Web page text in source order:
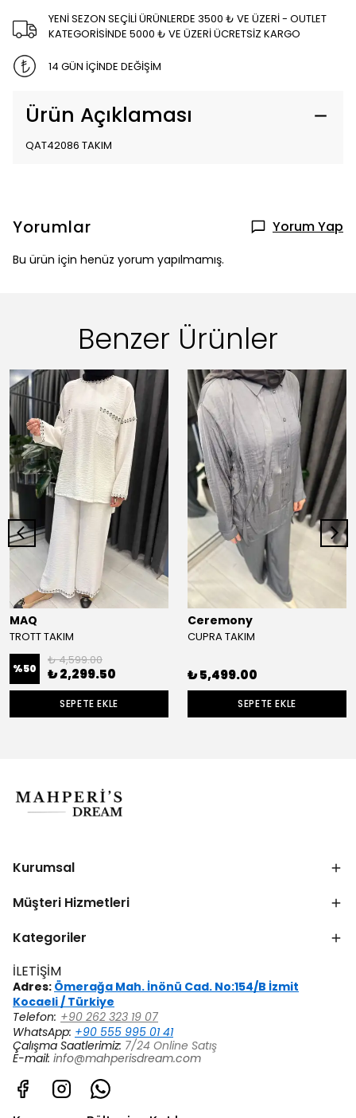
YENİ SEZON SEÇİLİ ÜRÜNLERDE 3500 ₺ VE ÜZERİ - OUTLET
KATEGORİSİNDE 5000 ₺ VE ÜZERİ ÜCRETSİZ KARGO
14 GÜN İÇİNDE DEĞİŞİM
Ürün Açıklaması
QAT42086 TAKIM
Yorumlar Yorum Yap
Bu ürün için henüz yorum yapılmamış.
Benzer Ürünler
MAQ
TROTT TAKIM
%50
₺ 4,599.00
₺ 2,299.50
SEPETE EKLE
Ceremony
CUPRA TAKIM
₺ 5,499.00
SEPETE EKLE
Kurumsal
Müşteri Hizmetleri
Kategoriler
İLETİŞİM
Adres: Ömerağa Mah. İnönü Cad. No:154/B İzmit
Kocaeli / Türkiye
Telefon: +90 262 323 19 07
WhatsApp: +90 555 995 01 41
Çalışma Saatlerimiz: 7/24 Online Satış
E-mail: info@mahperisdream.com